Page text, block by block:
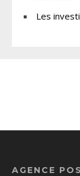
Les
AGENCE